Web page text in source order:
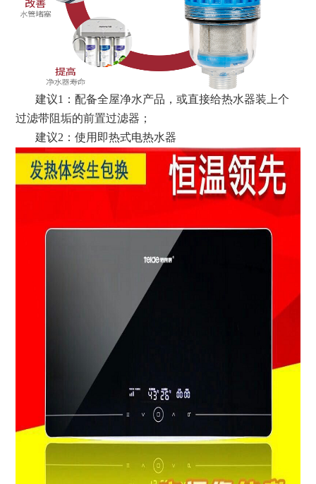
建议1：配备全屋净水产品，或直接给热水器装上个
过滤带阻垢的前置过滤器；
建议2：使用即热式电热水器